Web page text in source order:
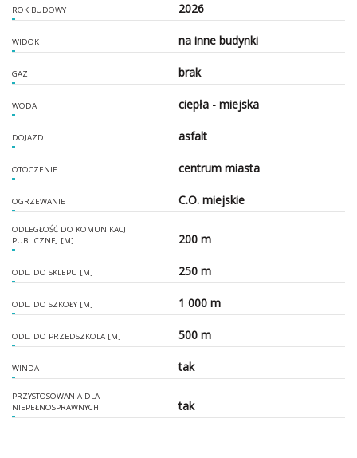
ROK BUDOWY 2026
WIDOK na inne budynki
GAZ brak
WODA ciepła - miejska
DOJAZD asfalt
OTOCZENIE centrum miasta
OGRZEWANIE C.O. miejskie
ODLEGŁOŚĆ DO KOMUNIKACJI
PUBLICZNEJ [M]
200 m
ODL. DO SKLEPU [M] 250 m
ODL. DO SZKOŁY [M] 1 000 m
ODL. DO PRZEDSZKOLA [M] 500 m
WINDA tak
PRZYSTOSOWANIA DLA
NIEPEŁNOSPRAWNYCH
tak